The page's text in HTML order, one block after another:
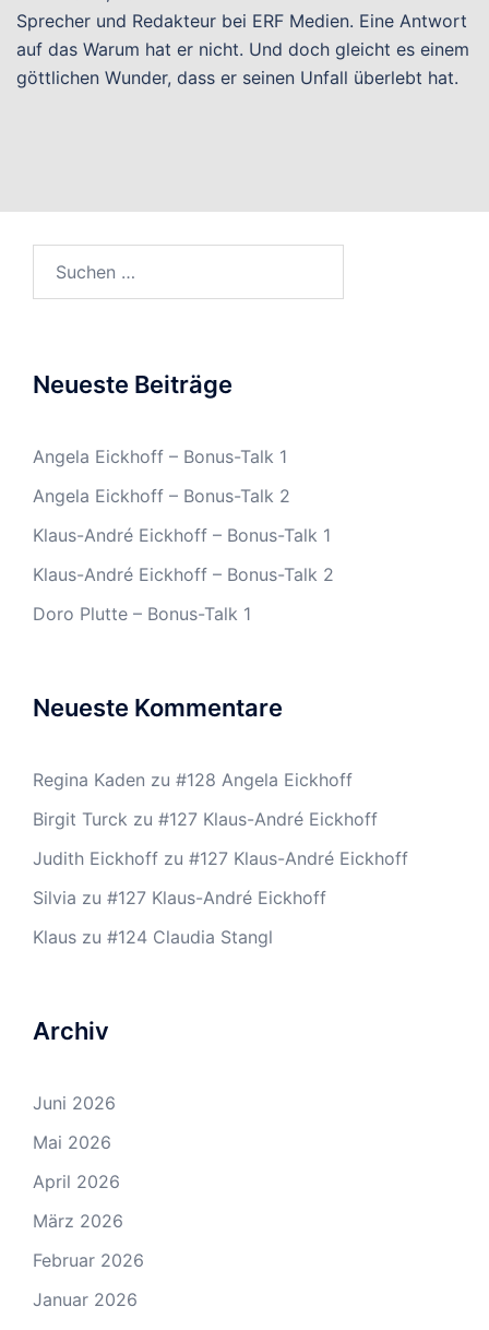
Sprecher und Redakteur bei ERF Medien. Eine Antwort
auf das Warum hat er nicht. Und doch gleicht es einem
göttlichen Wunder, dass er seinen Unfall überlebt hat.
Neueste Beiträge
Angela Eickhoff – Bonus-Talk 1
Angela Eickhoff – Bonus-Talk 2
Klaus-André Eickhoff – Bonus-Talk 1
Klaus-André Eickhoff – Bonus-Talk 2
Doro Plutte – Bonus-Talk 1
Neueste Kommentare
Regina Kaden zu #128 Angela Eickhoff
Birgit Turck zu #127 Klaus-André Eickhoff
Judith Eickhoff zu #127 Klaus-André Eickhoff
Silvia zu #127 Klaus-André Eickhoff
Klaus zu #124 Claudia Stangl
Archiv
Juni 2026
Mai 2026
April 2026
März 2026
Februar 2026
Januar 2026